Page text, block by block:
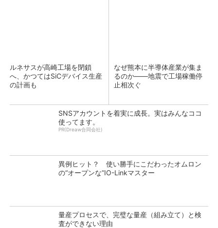
ルネサスが高崎工場を閉鎖
へ、かつてはSiCデバイス生産
の計画も
なぜ熊本に半導体産業が集ま
るのか――地震で工場稼働停
止相次ぐ
SNSアカウントを着実に成長。実はみんなココ
使ってます。
PR(Dreaw合同会社)
異例ヒット？ 使い勝手にこだわったオムロン
の“オープンな”IO-Linkマスター
量産プロセスで、完璧な量産（組み立て）と検
査ができない理由